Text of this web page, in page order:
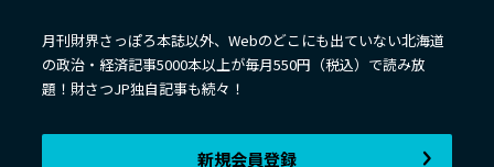
月刊財界さっぽろ本誌以外、Webのどこにも出ていない北海道
の政治・経済記事5000本以上が毎月550円（税込）で読み放
題！財さつJP独自記事も続々！
新規会員登録